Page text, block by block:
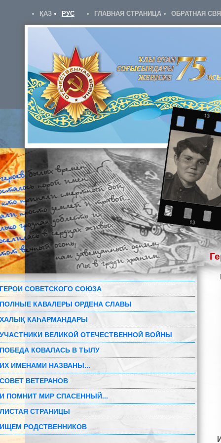
ҚАЗ РУС ГЛАВНАЯ СТРАНИЦА ОБРАТНАЯ
ГЕРОИ СОВЕТСКОГО СОЮЗА
ПОЛНЫЕ КАВАЛЕРЫ ОРДЕНА СЛАВЫ
ХАЛЫҚ КАҺАРМАНДАРЫ
УЧАСТНИКИ ВЕЛИКОЙ ОТЕЧЕСТВЕННОЙ ВОЙНЫ
ПОБЕДА КОВАЛАСЬ В ТЫЛУ
ИХ ИМЕНАМИ НАЗВАНЫ...
СОВЕТ ВЕТЕРАНОВ
И ПОМНИТ МИР СПАСЕННЫЙ...
ЛИСТАЯ СТРАНИЦЫ
ИЩЕМ РОДСТВЕННИКОВ